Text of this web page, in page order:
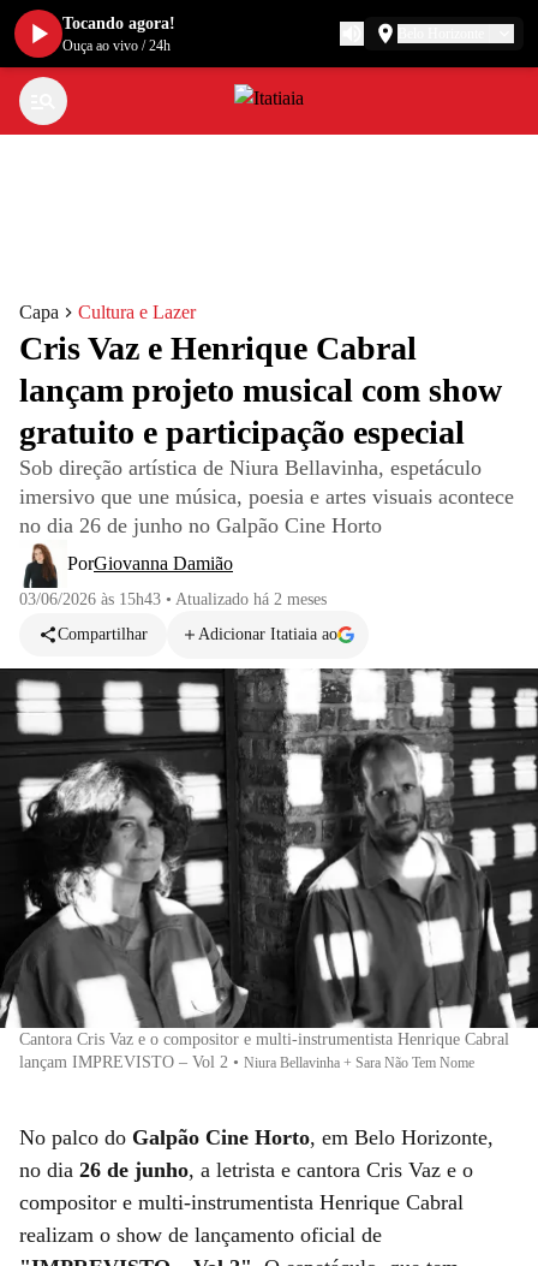
Capa Cultura e Lazer
Cris Vaz e Henrique Cabral
lançam projeto musical com show
gratuito e participação especial
Sob direção artística de Niura Bellavinha, espetáculo
imersivo que une música, poesia e artes visuais acontece
no dia 26 de junho no Galpão Cine Horto
PorGiovanna Damião
03/06/2026 às 15h43 • Atualizado há 2 meses
Compartilhar
Adicionar Itatiaia ao
Cantora Cris Vaz e o compositor e multi-instrumentista Henrique Cabral
lançam IMPREVISTO – Vol 2 • Niura Bellavinha + Sara Não Tem Nome
No palco do Galpão Cine Horto, em Belo Horizonte,
no dia 26 de junho, a letrista e cantora Cris Vaz e o
compositor e multi-instrumentista Henrique Cabral
realizam o show de lançamento oficial de
Tocando agora!
Ouça ao vivo /24h